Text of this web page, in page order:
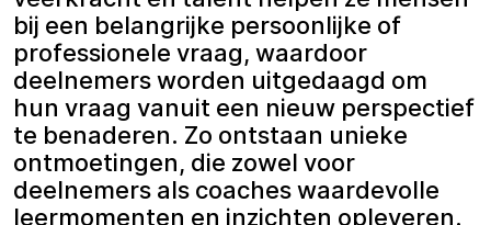
bij een belangrijke persoonlijke of
professionele vraag, waardoor
deelnemers worden uitgedaagd om
hun vraag vanuit een nieuw perspectief
te benaderen. Zo ontstaan unieke
ontmoetingen, die zowel voor
deelnemers als coaches waardevolle
leermomenten en inzichten opleveren.